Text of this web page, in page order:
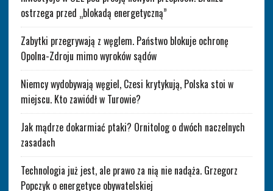
ostrzega przed „blokadą energetyczną”
Zabytki przegrywają z węglem. Państwo blokuje ochronę
Opolna-Zdroju mimo wyroków sądów
Niemcy wydobywają węgiel, Czesi krytykują, Polska stoi w
miejscu. Kto zawiódł w Turowie?
Jak mądrze dokarmiać ptaki? Ornitolog o dwóch naczelnych
zasadach
Technologia już jest, ale prawo za nią nie nadąża. Grzegorz
Popczyk o energetyce obywatelskiej